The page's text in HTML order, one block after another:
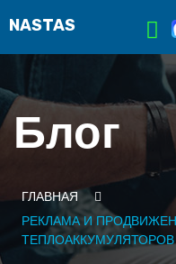
Блог
ГЛАВНАЯ
РЕКЛАМА И